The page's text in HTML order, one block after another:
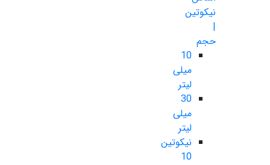
نیکوتین
|
حجم
10
میلی
لیتر
30
میلی
لیتر
نیکوتین
10